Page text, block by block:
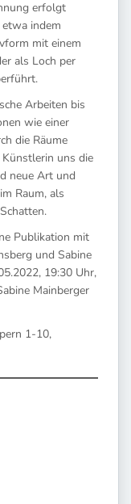
erfolgt
indem
mit einem
als Loch per
Arbeiten bis
wie einer
die Räume
uns die
neue Art und
Raum, als
Publikation mit
und Sabine
19:30 Uhr,
Mainberger
1-10,